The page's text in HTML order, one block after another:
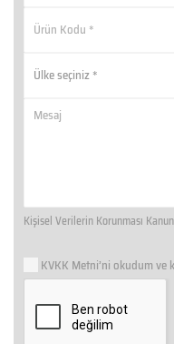
Kişisel Verilerin Korunması
KVKK Metni’ni okudum ve